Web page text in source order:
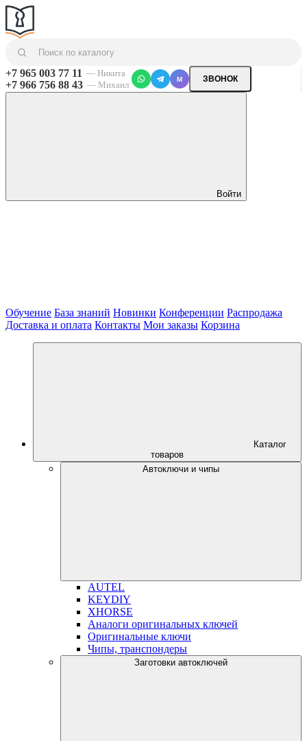
+7 965 003 77 11 — Никита
+7 966 756 88 43 — Михаил
M ЗВОНОК
Войти
Обучение База знаний Новинки Конференции Распродажа
Доставка и оплата Контакты Мои заказы Корзина
Каталог
товаров
Автоключи и чипы
AUTEL
KEYDIY
XHORSE
Аналоги оригинальных ключей
Оригинальные ключи
Чипы, транспондеры
Заготовки автоключей